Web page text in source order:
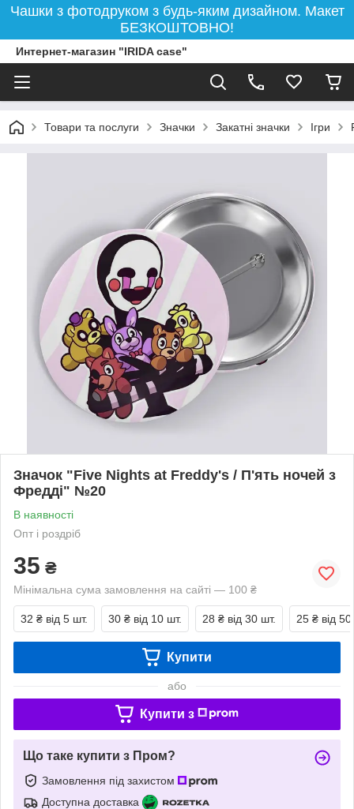
Чашки з фотодруком з будь-яким дизайном. Макет
БЕЗКОШТОВНО!
Интернет-магазин "IRIDA case"
Товари та послуги Значки Закатні значки Ігри
Значок "Five Nights at Freddy's / П'ять ночей з
Фредді" №20
В наявності
Опт і роздріб
35 ₴
Мінімальна сума замовлення на сайті — 100 ₴
32 ₴ від 5 шт. 30 ₴ від 10 шт. 28 ₴ від 30 шт. 25 ₴ від
Купити
або
Купити з
Що таке купити з Пром?
Замовлення під захистом
Доступна доставка